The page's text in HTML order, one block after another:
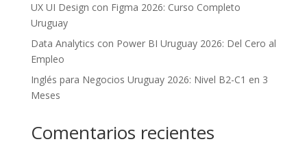
UX UI Design con Figma 2026: Curso Completo
Uruguay
Data Analytics con Power BI Uruguay 2026: Del Cero al
Empleo
Inglés para Negocios Uruguay 2026: Nivel B2-C1 en 3
Meses
Comentarios recientes